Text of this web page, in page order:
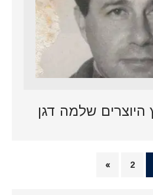
היוצרים שלמה דגן
2
»